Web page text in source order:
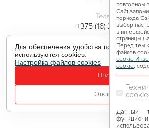
Телефон
+375 (16) 258-35-94
Все проекты
2026 © Инвестиционная группа
Для обеспечения удобства
используются cookies.
Настройка файлов cookies
Принять
Отклонить
повторном
Сайт
периода
выбор
в
страницы
Перед тем
файлов
cookie
cookie,
Данный